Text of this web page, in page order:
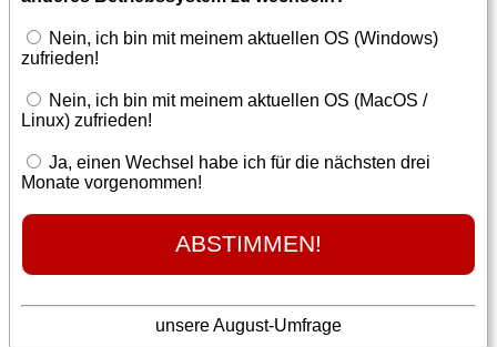
Nein, ich bin mit meinem aktuellen OS (Windows)
zufrieden!
Nein, ich bin mit meinem aktuellen OS (MacOS /
Linux) zufrieden!
Ja, einen Wechsel habe ich für die nächsten drei
Monate vorgenommen!
unsere August-Umfrage